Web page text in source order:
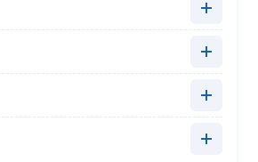
(4)
(10)
(6)
(17)
(12)
(7)
(8)
(12)
(9)
(19)
(12)
(16)
(17)
(17)
(16)
(17)
(21)
(9)
(13)
(19)
(12)
(15)
(13)
(22)
(10)
(16)
(17)
(30)